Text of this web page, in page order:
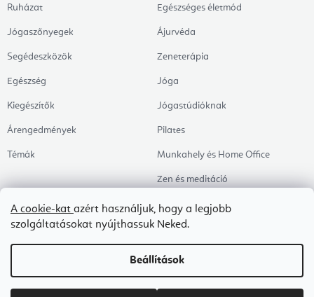
A cookie-kat azért használjuk, hogy a legjobb
szolgáltatásokat nyújthassuk Neked.
Beállítások
Ruházat
Jógaszőnyegek
Segédeszközök
Egészség
Kiegészítők
Árengedmények
Témák
Egészséges életmód
Ájurvéda
Zeneterápia
Jóga
Jógastúdióknak
Pilates
Munkahely és Home Office
Zen és meditáció
Aromaterápia
Egészséges alvás
Kedvenceink
Copyright 2026Flexity. Minden jog fenntartva.Süti beállítások szerkesztése